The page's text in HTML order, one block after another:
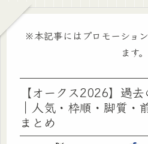
※本記事にはプロモーショ
ます。
【オークス2026】過
｜人気・枠順・脚質・
まとめ